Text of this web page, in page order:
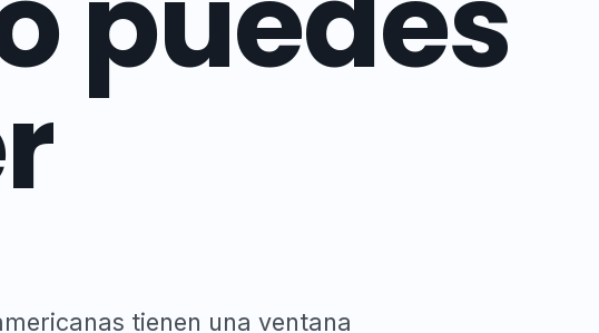
tienen una ventana